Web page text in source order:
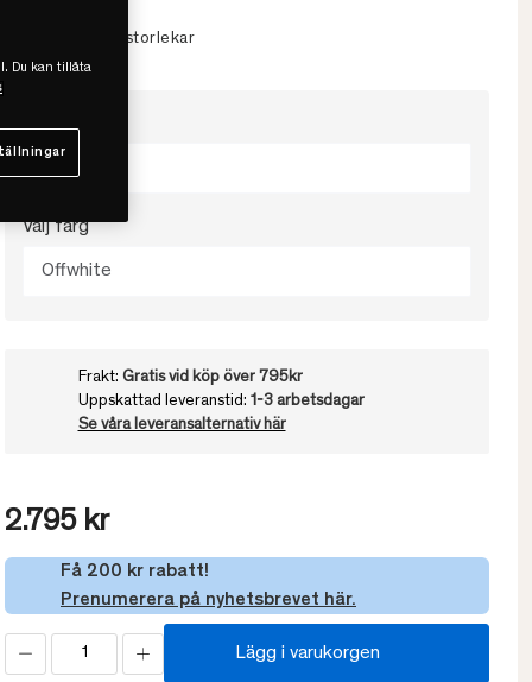
• Flera färger & storlekar
Välj färg
Offwhite
Frakt: Gratis vid köp över 795kr
Uppskattad leveranstid: 1-3 arbetsdagar
Se våra leveransalternativ här
2.795 kr
Få 200 kr rabatt!
Prenumerera på nyhetsbrevet här.
Lägg i varukorgen
Du kan tillåta